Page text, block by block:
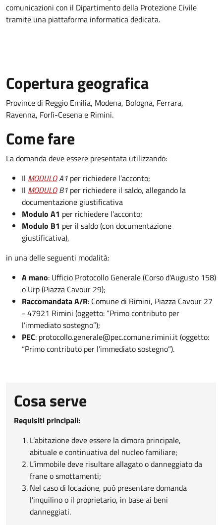
comunicazioni con il Dipartimento della Protezione Civile
tramite una piattaforma informatica dedicata.
Copertura geografica
Province di Reggio Emilia, Modena, Bologna, Ferrara,
Ravenna, Forlì-Cesena e Rimini.
Come fare
La domanda deve essere presentata utilizzando:
Il MODULOA1 per richiedere l’acconto;
Il MODULOB1 per richiedere il saldo, allegando la
documentazione giustificativa
Modulo A1 per richiedere l’acconto;
Modulo B1 per il saldo (con documentazione
giustificativa),
in una delle seguenti modalità:
A mano: Ufficio Protocollo Generale (Corso d'Augusto 158)
o Urp (Piazza Cavour 29);
Raccomandata A/R: Comune di Rimini, Piazza Cavour 27
- 47921 Rimini (oggetto: “Primo contributo per
l’immediato sostegno”);
PEC: protocollo.generale@pec.comune.rimini.it(oggetto:
“Primo contributo per l’immediato sostegno”).
Cosa serve
Requisiti principali:
L’abitazione deve essere la dimora principale,
abituale e continuativa del nucleo familiare;
L’immobile deve risultare allagato o danneggiato da
frane o smottamenti;
Nel caso di locazione, può presentare domanda
l’inquilino o il proprietario, in base ai beni
danneggiati.